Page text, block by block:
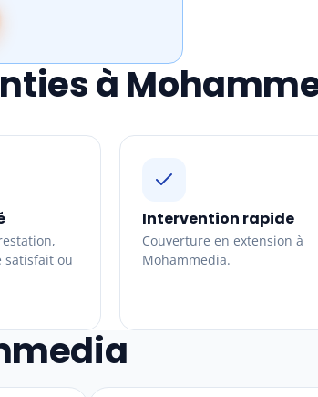
à
satisfait ou
Intervention rapide
Couverture en extension à
Mohammedia.